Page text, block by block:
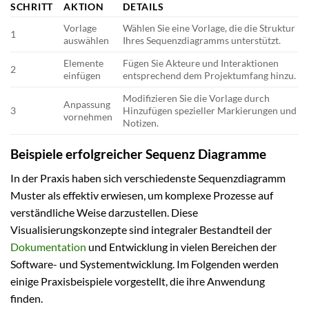
SCHRITT AKTION DETAILS
1
Vorlage
auswählen
Wählen Sie eine Vorlage, die die Struktur
Ihres Sequenzdiagramms unterstützt.
2
Elemente
einfügen
Fügen Sie Akteure und Interaktionen
entsprechend dem Projektumfang hinzu.
3
Anpassung
vornehmen
Modifizieren Sie die Vorlage durch
Hinzufügen spezieller Markierungen und
Notizen.
Beispiele erfolgreicher Sequenz Diagramme
In der Praxis haben sich verschiedenste Sequenzdiagramm
Muster als effektiv erwiesen, um komplexe Prozesse auf
verständliche Weise darzustellen. Diese
Visualisierungskonzepte sind integraler Bestandteil der
Dokumentation und Entwicklung in vielen Bereichen der
Software- und Systementwicklung. Im Folgenden werden
einige Praxisbeispiele vorgestellt, die ihre Anwendung
finden.